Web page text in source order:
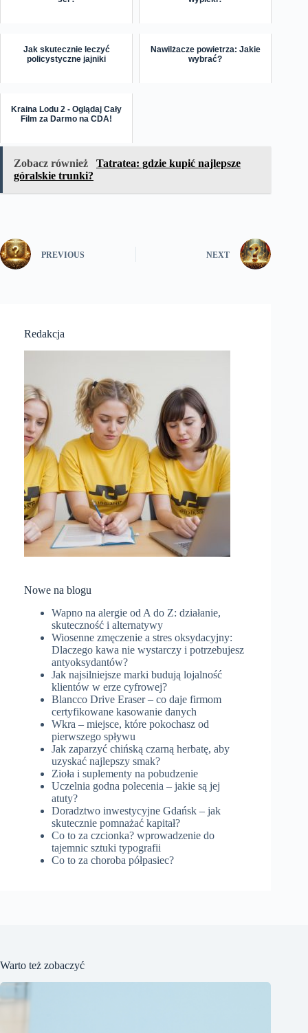
Jak skutecznie leczyć
policystyczne jajniki
Nawilżacze powietrza: Jakie
wybrać?
Kraina Lodu 2 - Oglądaj Cały
Film za Darmo na CDA!
Zobacz również
Tatratea: gdzie kupić najlepsze
góralskie trunki?
PREVIOUS NEXT
Redakcja
Nowe na blogu
Wapno na alergie od A do Z: działanie,
skuteczność i alternatywy
Wiosenne zmęczenie a stres oksydacyjny:
Dlaczego kawa nie wystarczy i potrzebujesz
antyoksydantów?
Jak najsilniejsze marki budują lojalność
klientów w erze cyfrowej?
Blancco Drive Eraser – co daje firmom
certyfikowane kasowanie danych
Wkra – miejsce, które pokochasz od
pierwszego spływu
Jak zaparzyć chińską czarną herbatę, aby
uzyskać najlepszy smak?
Zioła i suplementy na pobudzenie
Uczelnia godna polecenia – jakie są jej
atuty?
Doradztwo inwestycyjne Gdańsk – jak
skutecznie pomnażać kapitał?
Co to za czcionka? wprowadzenie do
tajemnic sztuki typografii
Co to za choroba półpasiec?
Warto też zobaczyć